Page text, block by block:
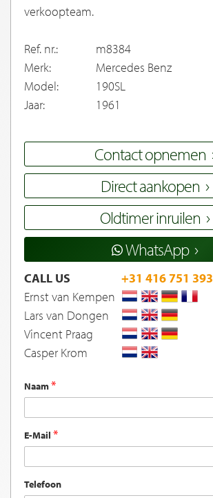
verkoopteam.
Ref. nr.:
m8384
Merk:
Mercedes Benz
Model:
190SL
Jaar:
1961
Contact opnemen
Direct aankopen
Oldtimer inruilen
WhatsApp
CALL US
+31 416 751 393
Ernst van Kempen
Lars van Dongen
Vincent Praag
Casper Krom
Naam
E-Mail
Telefoon